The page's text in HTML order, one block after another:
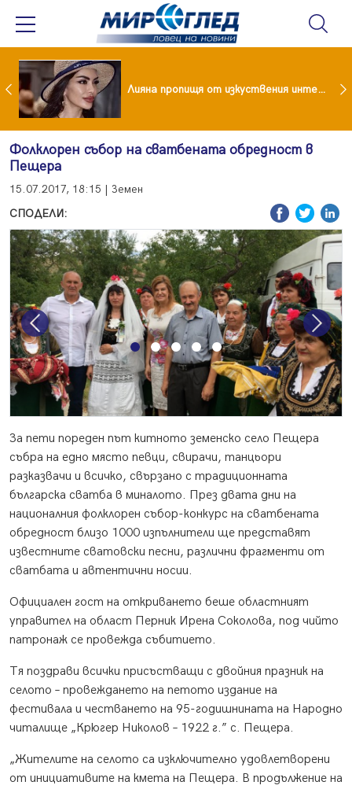
Популярен риалити герой заряза жена си заради друга Лияна пропищя от изкуствения интелект
Фолклорен събор на сватбената обредност в
Пещера
15.07.2017, 18:15 | Земен
СПОДЕЛИ:
Previous Next
За пети пореден път китното земенско село Пещера
събра на едно място певци, свирачи, танцьори
разказвачи и всичко, свързано с традиционната
българска сватба в миналото. През двата дни на
националния фолклорен събор-конкурс на сватбената
обредност близо 1000 изпълнители ще представят
известните сватовски песни, различни фрагменти от
сватбата и автентични носии.
Официален гост на откриването беше областният
управител на област Перник Ирена Соколова, под чийто
патронаж се провежда събитието.
Тя поздрави всички присъстващи с двойния празник на
селото – провеждането на петото издание на
фестивала и честването на 95-годишнината на Народно
читалище „Крюгер Николов – 1922 г.” с. Пещера.
„Жителите на селото са изключително удовлетворени
от инициативите на кмета на Пещера. В продължение на